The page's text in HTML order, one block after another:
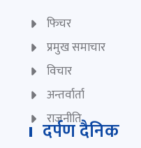
फिचर
प्रमुख समाचार
विचार
अन्तर्वार्ता
राजनीति
दर्पण दैनिक